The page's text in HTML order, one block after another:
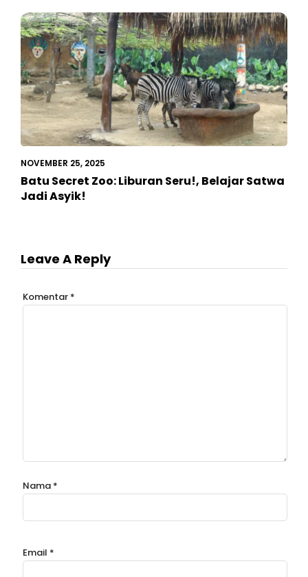
NOVEMBER 25, 2025
Batu Secret Zoo: Liburan Seru!, Belajar Satwa
Jadi Asyik!
Leave A Reply
Komentar *
Nama *
Email *